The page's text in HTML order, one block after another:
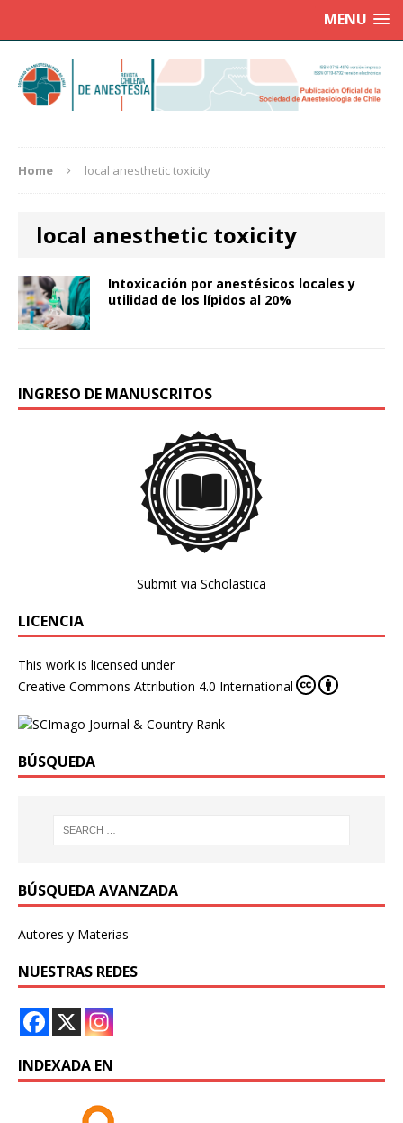
MENU
Home local anesthetic toxicity
local anesthetic toxicity
Intoxicación por anestésicos locales y
utilidad de los lípidos al 20%
INGRESO DE MANUSCRITOS
Submit via Scholastica
LICENCIA
This work is licensed under
Creative Commons Attribution 4.0 International
BÚSQUEDA
BÚSQUEDA AVANZADA
Autores y Materias
NUESTRAS REDES
INDEXADA EN